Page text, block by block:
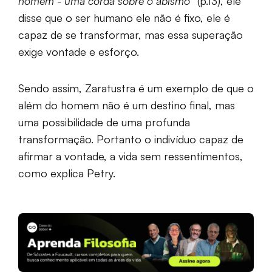
disse que o ser humano ele não é fixo, ele é
capaz de se transformar, mas essa superação
exige vontade e esforço.
Sendo assim, Zaratustra é um exemplo de que o
além do homem não é um destino final, mas
uma possibilidade de uma profunda
transformação. Portanto o indivíduo capaz de
afirmar a vontade, a vida sem ressentimentos,
como explica Petry.